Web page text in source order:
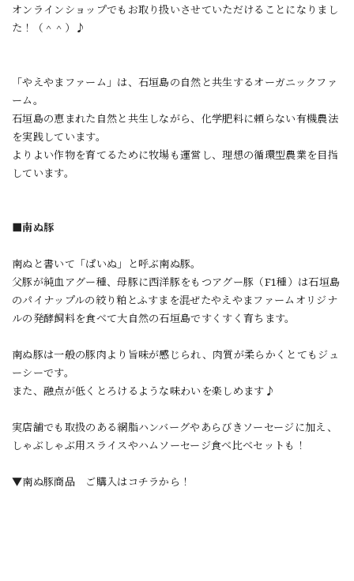
オンラインショップでもお取り扱いさせていただけることになりまし
た！（＾＾）♪
「やえやまファーム」は、石垣島の自然と共生するオーガニックファ
ーム。
石垣島の恵まれた自然と共生しながら、化学肥料に頼らない有機農法
を実践しています。
よりよい作物を育てるために牧場も運営し、理想の循環型農業を目指
しています。
■南ぬ豚
南ぬと書いて「ぱいぬ」と呼ぶ南ぬ豚。
父豚が純血アグー種、母豚に西洋豚をもつアグー豚（F1種）は石垣島
のパイナップルの絞り粕とふすまを混ぜたやえやまファームオリジナ
ルの発酵飼料を食べて大自然の石垣島ですくすく育ちます。
南ぬ豚は一般の豚肉より旨味が感じられ、肉質が柔らかくとてもジュ
ーシーです。
また、融点が低くとろけるような味わいを楽しめます♪
実店舗でも取扱のある網脂ハンバーグやあらびきソーセージに加え、
しゃぶしゃぶ用スライスやハムソーセージ食べ比べセットも！
▼南ぬ豚商品 ご購入はコチラから！